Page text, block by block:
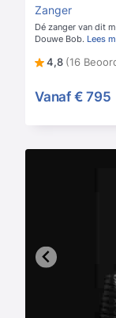
Zanger
Dé zanger van dit
Douwe Bob. Lees
4,8 (16
Vanaf € 795